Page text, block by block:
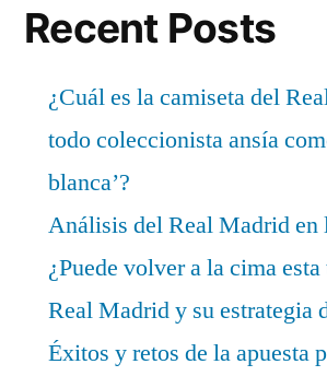
Recent Posts
¿Cuál es la camiseta del
todo coleccionista ansía
blanca’?
Análisis del Real Madrid en
¿Puede volver a la cima
Real Madrid y su estrategia
Éxitos y retos de la apuesta